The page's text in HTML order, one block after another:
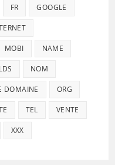
FR GOOGLE
MOBI NAME
NOM
DOMAINE ORG
TEL VENTE
XXX